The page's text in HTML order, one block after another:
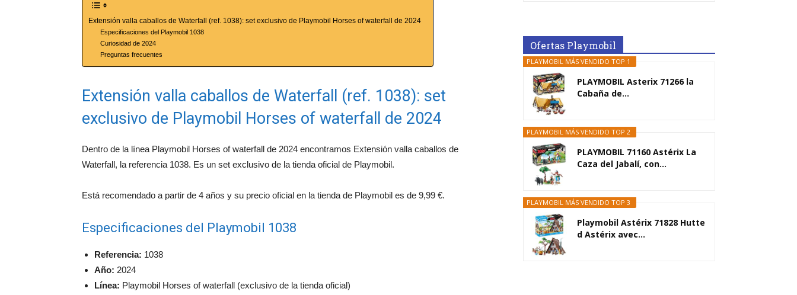
Extensión valla caballos de Waterfall (ref. 1038): set exclusivo de Playmobil Horses of waterfall de 2024
Especificaciones del Playmobil 1038
Curiosidad de 2024
Preguntas frecuentes
Extensión valla caballos de Waterfall (ref. 1038): set
exclusivo de Playmobil Horses of waterfall de 2024
Dentro de la línea Playmobil Horses of waterfall de 2024 encontramos Extensión valla caballos de
Waterfall, la referencia 1038. Es un set exclusivo de la tienda oficial de Playmobil.
Está recomendado a partir de 4 años y su precio oficial en la tienda de Playmobil es de 9,99 €.
Especificaciones del Playmobil 1038
Referencia: 1038
Año: 2024
Línea: Playmobil Horses of waterfall (exclusivo de la tienda oficial)
Ofertas Playmobil
PLAYMOBIL MÁS VENDIDO TOP 1
PLAYMOBIL Asterix 71266 la
Cabaña de...
PLAYMOBIL MÁS VENDIDO TOP 2
PLAYMOBIL 71160 Astérix La
Caza del Jabalí, con...
PLAYMOBIL MÁS VENDIDO TOP 3
Playmobil Astérix 71828 Hutte
d Astérix avec...